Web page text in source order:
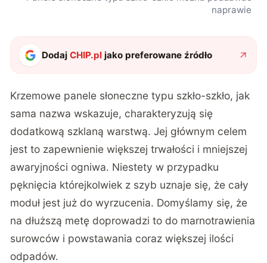
naprawie
DodajCHIP.pl jako preferowane źródło
Krzemowe panele słoneczne typu szkło-szkło, jak
sama nazwa wskazuje, charakteryzują się
dodatkową szklaną warstwą. Jej głównym celem
jest to zapewnienie większej trwałości i mniejszej
awaryjności ogniwa. Niestety w przypadku
pęknięcia którejkolwiek z szyb uznaje się, że cały
moduł jest już do wyrzucenia. Domyślamy się, że
na dłuższą metę doprowadzi to do marnotrawienia
surowców i powstawania coraz większej ilości
odpadów.